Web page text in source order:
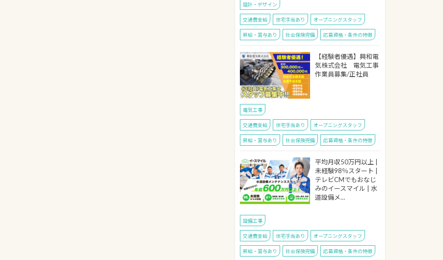
設計・デザイン
交通費支給 住宅手当あり オープニングスタッフ
昇給・賞与あり 社会保険完備 応募資格・条件の特徴
【経験者優遇】興和電
気株式会社 電気工事
作業員募集/正社員
電気工事
交通費支給 住宅手当あり オープニングスタッフ
昇給・賞与あり 社会保険完備 応募資格・条件の特徴
平均月収50万円以上 |
未経験98％スタート |
テレビCMでもおなじ
みのイースマイル | 水
道設備メ…
設備工事
交通費支給 住宅手当あり オープニングスタッフ
昇給・賞与あり 社会保険完備 応募資格・条件の特徴